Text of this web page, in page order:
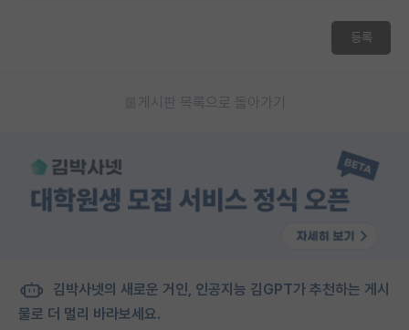
등록
게시판 목록으로 돌아가기
김박사넷의 새로운 거인, 인공지능 김GPT가 추천하는 게시
물로 더 멀리 바라보세요.